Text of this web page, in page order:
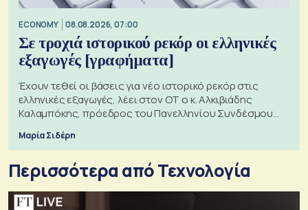
ECONOMY 08.08.2026, 07:00
Σε τροχιά ιστορικού ρεκόρ οι ελληνικές
εξαγωγές [γραφήματα]
Έχουν τεθεί οι βάσεις για νέο ιστορικό ρεκόρ στις
ελληνικές εξαγωγές, λέει στον ΟΤ ο κ. Αλκιβιάδης
Καλαμπόκης, πρόεδρος του Πανελληνίου Συνδέσμου
Μαρία Σιδέρη
Περισσότερα από Τεχνολογία